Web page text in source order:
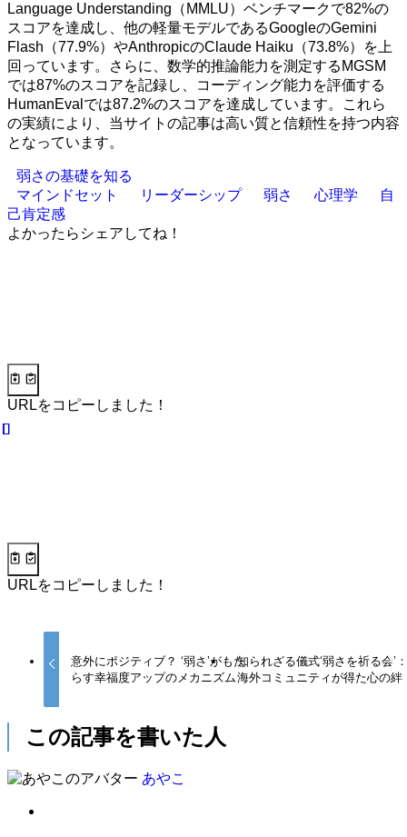
Language Understanding（MMLU）ベンチマークで82%の
スコアを達成し、他の軽量モデルであるGoogleのGemini
Flash（77.9%）やAnthropicのClaude Haiku（73.8%）を上
回っています。さらに、数学的推論能力を測定するMGSM
では87%のスコアを記録し、コーディング能力を評価する
HumanEvalでは87.2%のスコアを達成しています。これら
の実績により、当サイトの記事は高い質と信頼性を持つ内容
となっています。
弱さの基礎を知る
マインドセット
リーダーシップ 弱さ 心理学
自
己肯定感
よかったらシェアしてね！
URLをコピーしました！
URLをコピーしました！
意外にポジティブ？ ‘弱さ’がもた
らす幸福度アップのメカニズム
知られざる儀式‘弱さを祈る会’
海外コミュニティが得た心の絆
この記事を書いた人
あやこ